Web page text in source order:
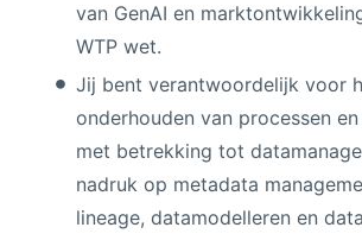
van GenAI en
WTP wet.
Jij bent verantwoordelijk voor
onderhouden van processen
met betrekking tot
nadruk op metadata
lineage, datamodelleren en